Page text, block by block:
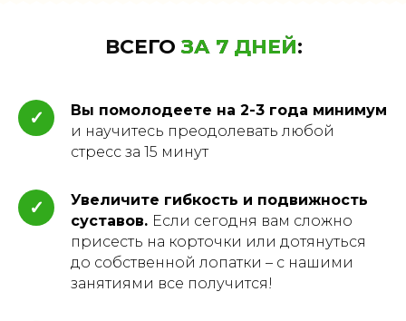
ВСЕГОЗА 7 ДНЕЙ:
✓
Вы помолодеете на 2-3 года минимум
и научитесь преодолевать любой
стресс за 15 минут
✓
Увеличите гибкость и подвижность
суставов. Если сегодня вам сложно
присесть на корточки или дотянуться
до собственной лопатки – с нашими
занятиями все получится!